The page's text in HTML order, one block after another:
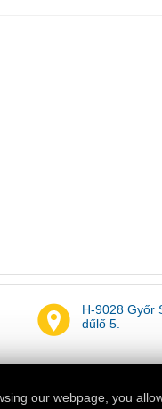
our webpage, you
H-9028 Győr
dűlő 5.